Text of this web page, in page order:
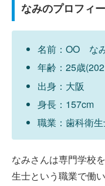
なみのプロフィ
名前：OO な
年齢：25歳
出身：大阪
身長：157cm
職業：歯科衛
なみさんは専門学校
生士という職業で働